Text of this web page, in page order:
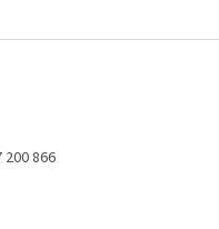
866